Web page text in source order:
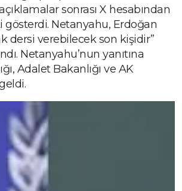
sonrası X hesabından
gösterdi. Netanyahu, Erdoğan
dersi verebilecek son kişidir”
Netanyahu’nun yanıtına
Adalet Bakanlığı ve AK